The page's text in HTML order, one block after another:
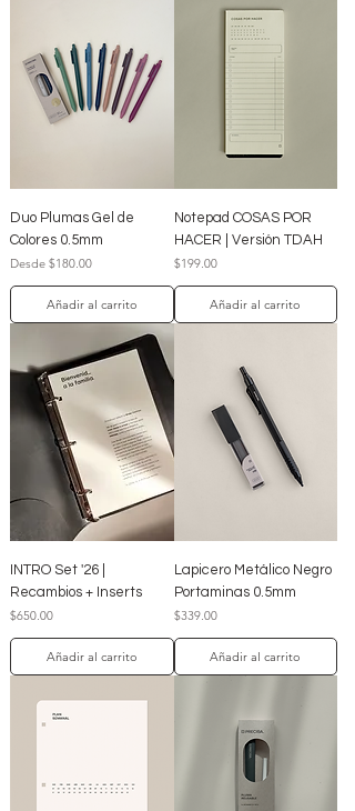
Duo Plumas Gel de
Colores 0.5mm
Desde $180.00
Precio de oferta
Añadir al carrito
Notepad COSAS POR
HACER | Versión TDAH
Precio
$199.00
Añadir al carrito
INTRO Set '26 |
Recambios + Inserts
Precio
$650.00
Añadir al carrito
Lapicero Metálico Negro
Portaminas 0.5mm
Precio
$339.00
Añadir al carrito